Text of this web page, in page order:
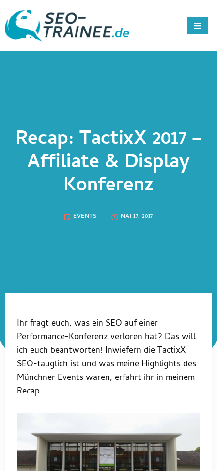
Recap: TactixX 2017 –
Affiliate & Display
Konferenz
EVENTS MAI 17, 2017
Ihr fragt euch, was ein SEO auf einer
Performance-Konferenz verloren hat? Das will
ich euch beantworten! Inwiefern die TactixX
SEO-tauglich ist und was meine Highlights des
Münchner Events waren, erfahrt ihr in meinem
Recap.